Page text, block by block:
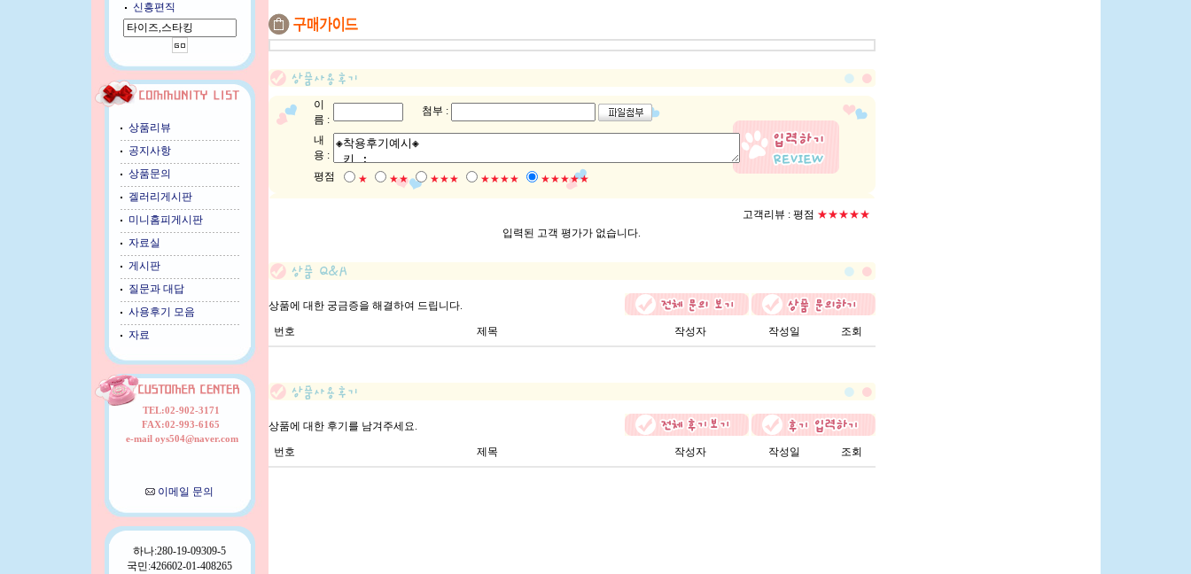
신흥편직
상품리뷰
공지사항
상품문의
겔러리게시판
미니홈피게시판
자료실
게시판
질문과 대답
사용후기 모음
자료
TEL:02-902-3171
FAX:02-993-6165
e-mail oys504@naver.com
이메일 문의
하나:280-19-09309-5
국민:426602-01-408265
이
름 :
첨부 :
내
용 :
평점
★ ★★ ★★★ ★★★★ ★★★★★
고객리뷰 : 평점 ★★★★★
입력된 고객 평가가 없습니다.
상품에 대한 궁금증을 해결하여 드립니다.
번호 제목 작성자 작성일 조회
상품에 대한 후기를 남겨주세요.
번호 제목 작성자 작성일 조회